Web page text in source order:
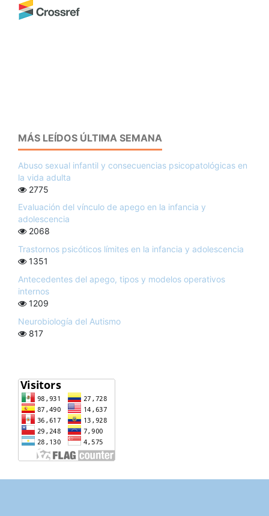
MÁS LEÍDOS ÚLTIMA SEMANA
Abuso sexual infantil y consecuencias psicopatológicas en
la vida adulta
2775
Evaluación del vínculo de apego en la infancia y
adolescencia
2068
Trastornos psicóticos límites en la infancia y adolescencia
1351
Antecedentes del apego, tipos y modelos operativos
internos
1209
Neurobiología del Autismo
817